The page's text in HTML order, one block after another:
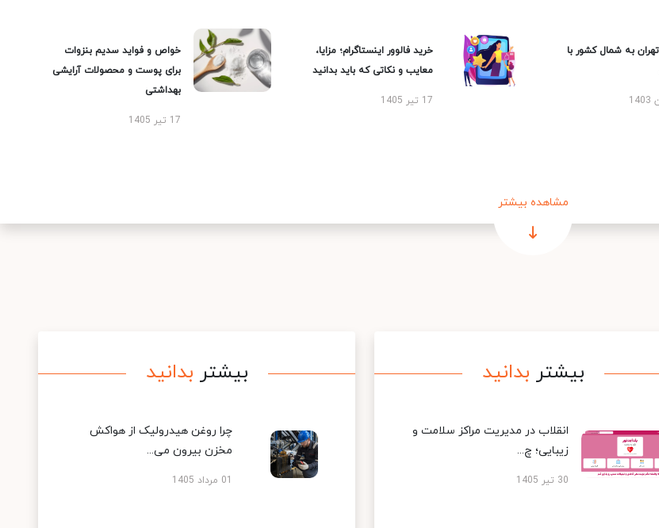
تهران به شمال کشور با
خرید فالوور اینستاگرام؛ مزایا،
معایب و نکاتی که باید بدانید
17 تیر 1405
خواص و فواید سدیم بنزوات
برای پوست و محصولات آرایشی
بهداشتی
17 تیر 1405
مشاهده بیشتر
بیشتر بدانید
انقلاب در مدیریت مراکز سلامت و
زیبایی؛ چ...
30 تیر 1405
بیشتر بدانید
چرا روغن هیدرولیک از هواکش
مخزن بیرون می...
01 مرداد 1405